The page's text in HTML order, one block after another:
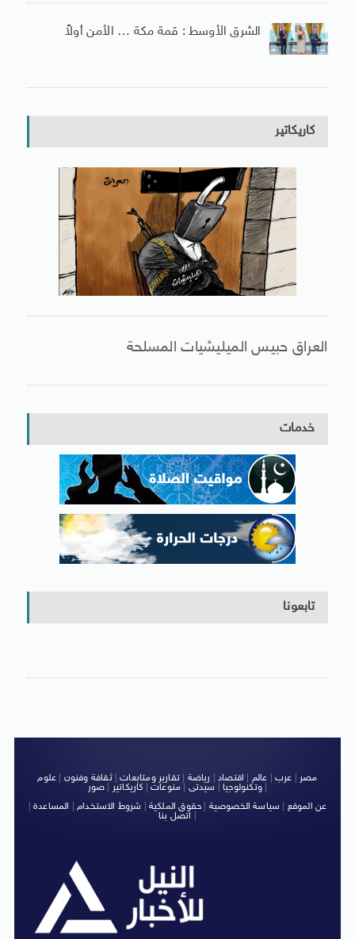
الشرق الأوسط : قمة مكة … الأمن أولاً
كاريكاتير
العراق حبيس الميليشيات المسلحة
خدمات
تابعونا
مصر عرب عالم اقتصاد رياضة |تقارير ومتابعات|ثقافة وفنون
علوم
وتكنولوجيا| سيدتى منوعات كاريكاتير صور
|
عن الموقع
سياسة الخصوصية حقوق الملكية شروط الاستخدام| المساعدة|
اتصل بنا